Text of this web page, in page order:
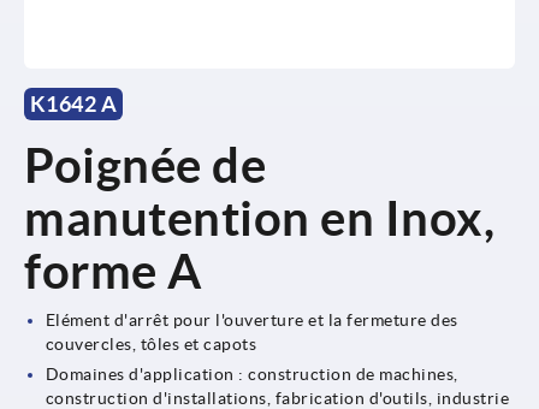
K1642 A
Poignée de
manutention en Inox,
forme A
Elément d'arrêt pour l'ouverture et la fermeture des
couvercles, tôles et capots
Domaines d'application : construction de machines,
construction d'installations, fabrication d'outils, industrie